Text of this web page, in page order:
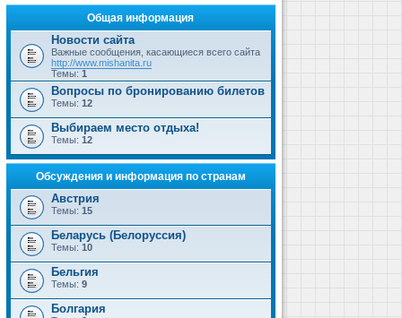
Общая информация
Новости сайта
Важные сообщения, касающиеся всего сайта
http://www.mishanita.ru
Темы: 1
Вопросы по бронированию билетов
Темы: 12
Выбираем место отдыха!
Темы: 12
Обсуждения и информация по странам
Австрия
Темы: 15
Беларусь (Белоруссия)
Темы: 10
Бельгия
Темы: 9
Болгария